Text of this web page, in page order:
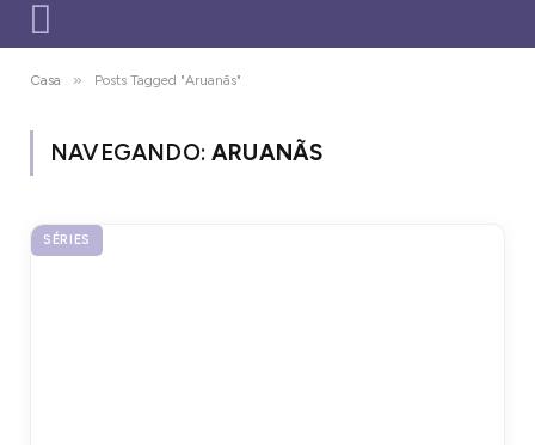
Casa » Posts Tagged "Aruanãs"
NAVEGANDO:ARUANÃS
SÉRIES